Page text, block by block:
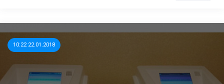
10:22 22.01.2018